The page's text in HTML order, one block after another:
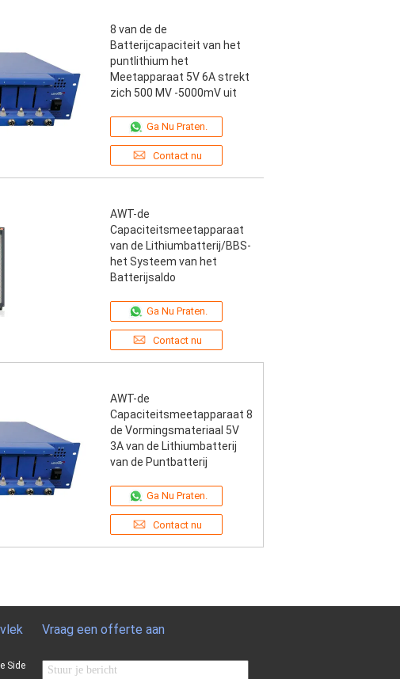
8 van de de
Batterijcapaciteit van het
puntlithium het
Meetapparaat 5V 6A strekt
zich 500 MV -5000mV uit
Ga Nu Praten.
Contact nu
AWT-de
Capaciteitsmeetapparaat
van de Lithiumbatterij/BBS-
het Systeem van het
Batterijsaldo
Ga Nu Praten.
Contact nu
AWT-de
Capaciteitsmeetapparaat 8
de Vormingsmateriaal 5V
3A van de Lithiumbatterij
van de Puntbatterij
Ga Nu Praten.
Contact nu
Side
Vraag een offerte aan